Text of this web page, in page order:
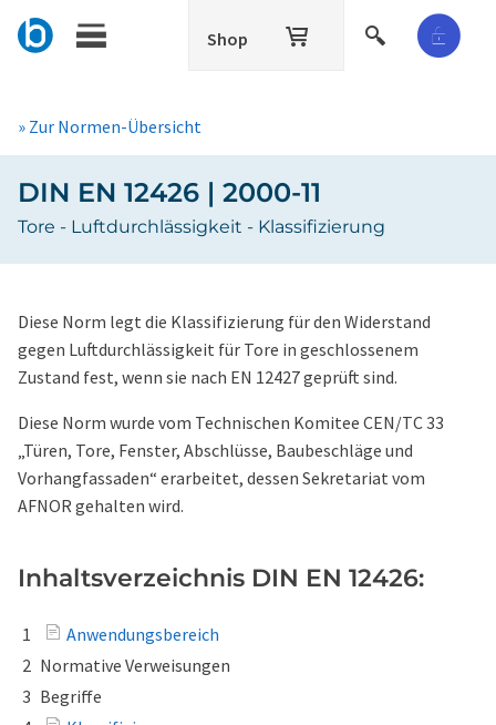
Shop
» Zur Normen-Übersicht
DIN EN 12426 | 2000-11
Tore - Luftdurchlässigkeit - Klassifizierung
Diese Norm legt die Klassifizierung für den Widerstand
gegen Luftdurchlässigkeit für Tore in geschlossenem
Zustand fest, wenn sie nach EN 12427 geprüft sind.
Diese Norm wurde vom Technischen Komitee CEN/TC 33
„Türen, Tore, Fenster, Abschlüsse, Baubeschläge und
Vorhangfassaden“ erarbeitet, dessen Sekretariat vom
AFNOR gehalten wird.
Inhaltsverzeichnis DIN EN 12426:
1
Anwendungsbereich
2 Normative Verweisungen
3 Begriffe